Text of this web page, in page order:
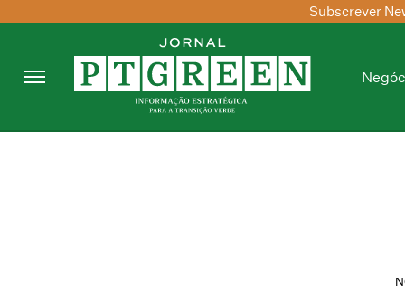
Subscrever